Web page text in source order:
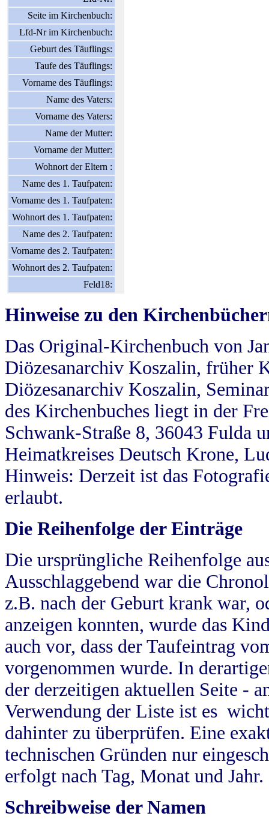
Seite im Kirchenbuch:
Lfd-Nr im Kirchenbuch:
Geburt des Täuflings:
Taufe des Täuflings:
Vorname des Täuflings:
Name des Vaters:
Vorname des Vaters:
Name der Mutter:
Vorname der Mutter:
Wohnort der Eltern :
Name des 1. Taufpaten:
Vorname des 1. Taufpaten:
Wohnort des 1. Taufpaten:
Name des 2. Taufpaten:
Vorname des 2. Taufpaten:
Wohnort des 2. Taufpaten:
Feld18:
Hinweise zu den
Das Original-Kirchenbuch von
Diözesanarchiv Koszalin, früher
Diözesanarchiv Koszalin,
des Kirchenbuches liegt in der
Schwank-Straße 8, 36043 Fulda
Heimatkreises Deutsch Krone,
Hinweis: Derzeit ist das
erlaubt.
Die Reihenfolge der Einträge
Die ursprüngliche Reihenfolge
Ausschlaggebend war die
z.B. nach der Geburt krank war,
anzeigen konnten, wurde das
auch vor, dass der Taufeintrag
vorgenommen wurde. In
der derzeitigen aktuellen Seite -
Verwendung der Liste ist es
dahinter zu überprüfen. Eine
technischen Gründen nur
erfolgt nach Tag, Monat und Jahr.
Schreibweise der Namen